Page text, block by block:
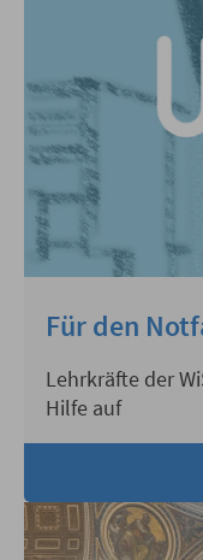
Für den
Lehrkräfte der
Hilfe auf